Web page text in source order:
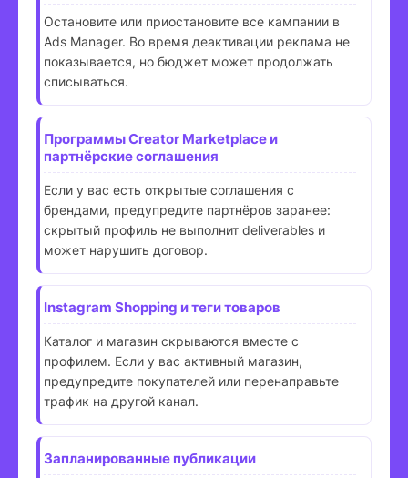
Остановите или приостановите все кампании в
Ads Manager. Во время деактивации реклама не
показывается, но бюджет может продолжать
списываться.
Программы Creator Marketplace и
партнёрские соглашения
Если у вас есть открытые соглашения с
брендами, предупредите партнёров заранее:
скрытый профиль не выполнит deliverables и
может нарушить договор.
Instagram Shopping и теги товаров
Каталог и магазин скрываются вместе с
профилем. Если у вас активный магазин,
предупредите покупателей или перенаправьте
трафик на другой канал.
Запланированные публикации